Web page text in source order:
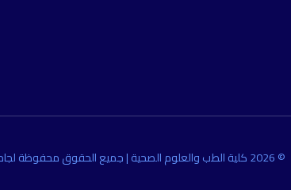
© 2026 كلية الطب والعلوم الصحية | جميع الحقوق محفوظة لجامعة وادي النيل